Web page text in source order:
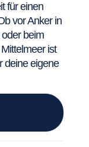
für einen
vor Anker in
beim
ist
deine eigene